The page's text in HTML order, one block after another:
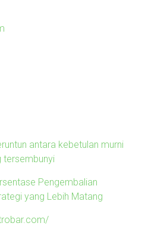
antara kebetulan murni
tersembunyi
Pengembalian
yang Lebih Matang